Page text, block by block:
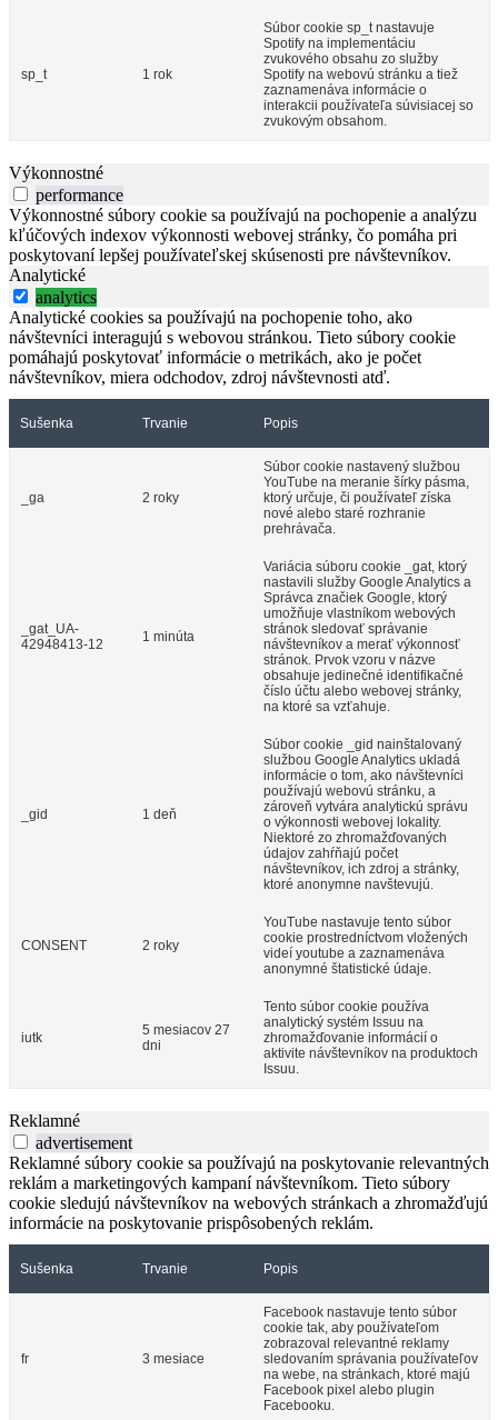
sp_t 1 rok
Súbor cookie sp_t nastavuje
Spotify na implementáciu
zvukového obsahu zo služby
Spotify na webovú stránku a tiež
zaznamenáva informácie o
interakcii používateľa súvisiacej so
zvukovým obsahom.
Výkonnostné
performance
Výkonnostné súbory cookie sa používajú na pochopenie a analýzu
kľúčových indexov výkonnosti webovej stránky, čo pomáha pri
poskytovaní lepšej používateľskej skúsenosti pre návštevníkov.
Analytické
analytics
Analytické cookies sa používajú na pochopenie toho, ako
návštevníci interagujú s webovou stránkou. Tieto súbory cookie
pomáhajú poskytovať informácie o metrikách, ako je počet
návštevníkov, miera odchodov, zdroj návštevnosti atď.
Sušenka Trvanie Popis
_ga 2 roky
Súbor cookie nastavený službou
YouTube na meranie šírky pásma,
ktorý určuje, či používateľ získa
nové alebo staré rozhranie
prehrávača.
_gat_UA-
42948413-12
1 minúta
Variácia súboru cookie _gat, ktorý
nastavili služby Google Analytics a
Správca značiek Google, ktorý
umožňuje vlastníkom webových
stránok sledovať správanie
návštevníkov a merať výkonnosť
stránok. Prvok vzoru v názve
obsahuje jedinečné identifikačné
číslo účtu alebo webovej stránky,
na ktoré sa vzťahuje.
_gid 1 deň
Súbor cookie _gid nainštalovaný
službou Google Analytics ukladá
informácie o tom, ako návštevníci
používajú webovú stránku, a
zároveň vytvára analytickú správu
o výkonnosti webovej lokality.
Niektoré zo zhromažďovaných
údajov zahŕňajú počet
návštevníkov, ich zdroj a stránky,
ktoré anonymne navštevujú.
CONSENT 2 roky
YouTube nastavuje tento súbor
cookie prostredníctvom vložených
videí youtube a zaznamenáva
anonymné štatistické údaje.
iutk
5 mesiacov 27
dni
Tento súbor cookie používa
analytický systém Issuu na
zhromažďovanie informácií o
aktivite návštevníkov na produktoch
Issuu.
Reklamné
advertisement
Reklamné súbory cookie sa používajú na poskytovanie relevantných
reklám a marketingových kampaní návštevníkom. Tieto súbory
cookie sledujú návštevníkov na webových stránkach a zhromažďujú
informácie na poskytovanie prispôsobených reklám.
Sušenka Trvanie Popis
fr 3 mesiace
Facebook nastavuje tento súbor
cookie tak, aby používateľom
zobrazoval relevantné reklamy
sledovaním správania používateľov
na webe, na stránkach, ktoré majú
Facebook pixel alebo plugin
Facebooku.